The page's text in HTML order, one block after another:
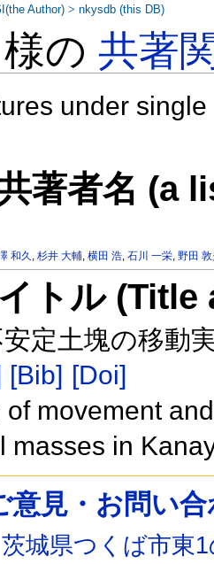
様の共著
under
著者名 (a
和久 ,杉井 大輔,横田 浩,石川 一栄,野田
トル
定土塊の移動
[Bib] [Doi]
movement
masses in
Author) >nkysdb (this DB)
意見・お問い
茨城県つくば市東